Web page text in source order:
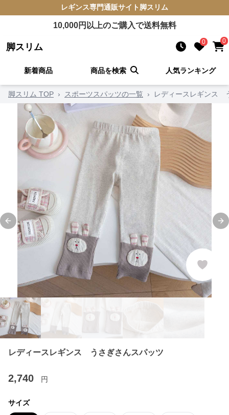
レギンス専門通販サイト 脚スリム
10,000円以上のご購入で送料無料
脚スリム 0 0
新着商品 商品を検索 人気ランキング
脚スリム TOP › スポーツスパッツの一覧 › レディースレギンス
Previous slide
レディースレギンス うさぎさんスパッツ
2,740 円
サイズ